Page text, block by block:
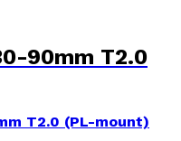
90mm T2.0